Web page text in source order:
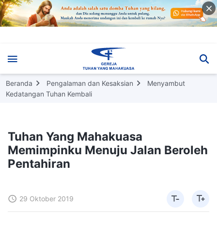
Beranda Pengalaman dan Kesaksian
Menyambut
Kedatangan Tuhan Kembali
Tuhan Yang Mahakuasa
Memimpinku Menuju Jalan Beroleh
Pentahiran
29 Oktober 2019